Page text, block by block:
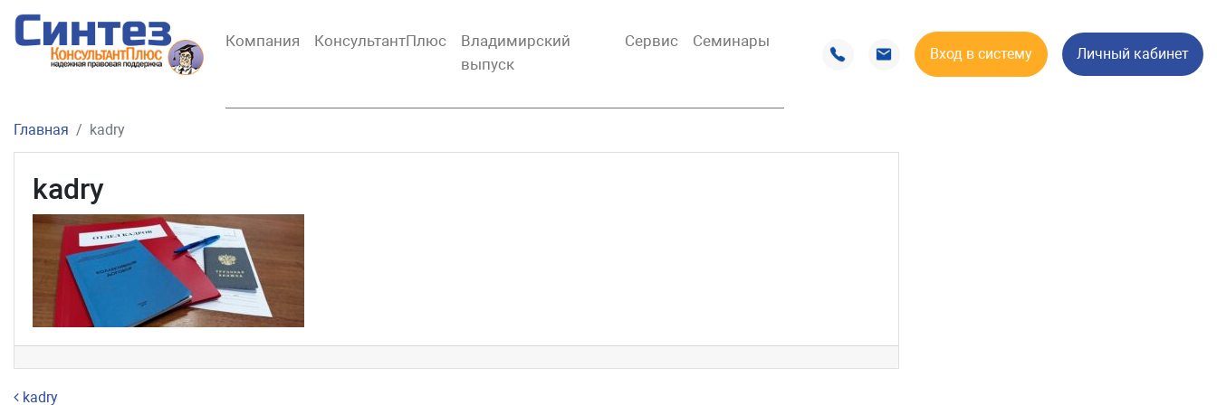
Компания КонсультантПлюс
Владимирский
выпуск
Сервис Семинары
Вход в систему Личный кабинет
Главная kadry
kadry
kadry